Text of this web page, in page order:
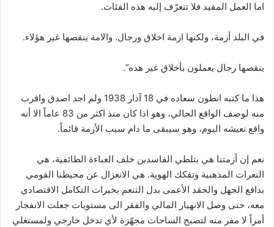
اما العمل المفيد فلا تتعرّف إليه هذه الفئات.
في البلد أزمة، ولكنها ازمة اخلاق ورجال. والامة ينقصها غير هؤلاء.
ينقصها رجال يعملون بأخلاق غير هذه”.
هذا ما كتبه انطون سعاده في 18 آذار 1938 ولم اجد اصدق واقرب
منه لوصف الواقع الحالي، وهو اذا كان منذ اكثر من 83 عاماً الا أنه
واقع نعيشه اليوم، وهو سيبقى ما دام سبب الأزمة قائماً.
نعم إن أزمتنا هي بتلطي الفاسدين خلف العباءة الطائفية، هي
النعرات المذهبية وتفكك الهوية. هي الانعزال عن محيطنا القومي
بدافع الجهل والحقد الأعمى بدل التنعم بخيرات التكامل الاقتصادي
معه، حتى وصل الانهيار المالي والفقر الى مستويات جعلت الانفجار
أمراً لا مفر منه لتصبح الساحات مجهّزة لأي تدخل خارجي ولمستغلي